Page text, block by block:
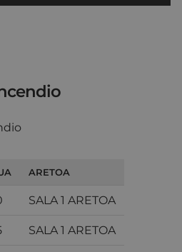
ARETOA
SALA 1 ARETOA
SALA 1 ARETOA